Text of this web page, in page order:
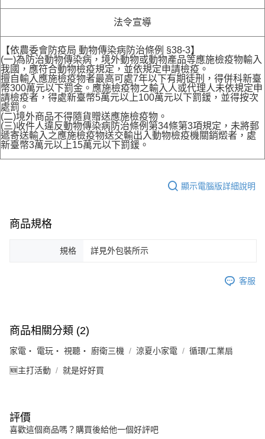
法令宣導
【依農委會防疫局 動物傳染病防治條例 §38-3】
(一)為防治動物傳染病，境外動物或動物產品等應施檢疫物輸入
我國，應符合動物檢疫規定，並依規定申請檢疫。
擅自輸入應施檢疫物者最高可處7年以下有期徒刑，得併科新臺
幣300萬元以下罰金。應施檢疫物之輸入人或代理人未依規定申
請檢疫者，得處新臺幣5萬元以上100萬元以下罰鍰，並得按次
處罰。
(二)境外商品不得隨貨贈送應施檢疫物。
(三)收件人違反動物傳染病防治條例第34條第3項規定，未將郵
遞寄送輸入之應施檢疫物送交輸出入動物檢疫機關銷燬者，處
新臺幣3萬元以上15萬元以下罰鍰。
顯示電腦版詳細說明
商品規格
規格 詳見外包裝所示
客服
商品相關分類 (2)
家電・ 電玩・ 視聽・ 廚衛三機 涼夏小家電 循環/工業扇
🆕主打活動 就是好好買
評價
喜歡這個商品嗎？購買後給他一個好評吧